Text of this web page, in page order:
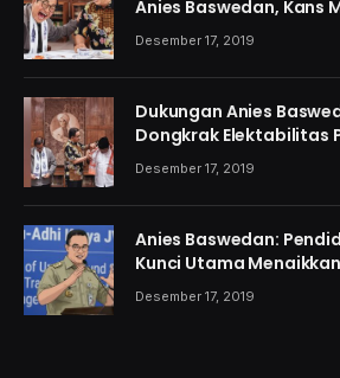
Anies Baswedan, Kans
Putaran Kian Menguat
Desember 17, 2019
Dukungan Anies
Dongkrak Elektabilitas
Jakarta
Desember 17, 2019
Anies Baswedan:
Kunci Utama
Jakarta
Desember 17, 2019